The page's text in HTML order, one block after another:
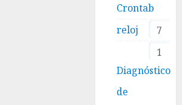
Crontab
7
reloj
1
Diagnóstico
de